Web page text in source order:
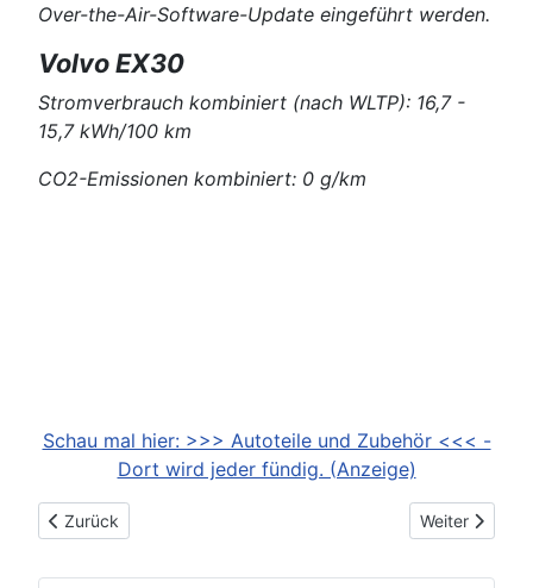
Over-the-Air-Software-Update eingeführt werden.
Volvo EX30
Stromverbrauch kombiniert (nach WLTP): 16,7 -
15,7 kWh/100 km
CO2-Emissionen kombiniert: 0 g/km
Schau mal hier: >>> Autoteile und Zubehör <<< -
Dort wird jeder fündig. (Anzeige)
Vorheriger Beitrag: 2023-06-07: RAM bringt den RAM 1500
Zurück Nächster
Weiter